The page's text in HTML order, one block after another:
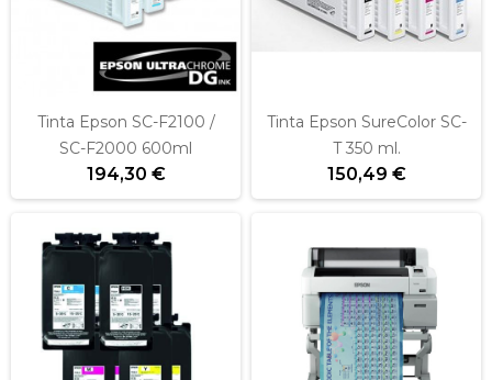
Tinta Epson SC-F2100 /
SC-F2000 600ml
194,30 €
Tinta Epson SureColor SC-
T 350 ml.
150,49 €